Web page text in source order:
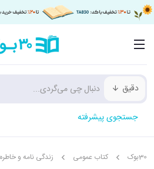
دقیق
جستجوی پیشرفته
30بوک کتاب عمومی زندگی نامه و خاطره